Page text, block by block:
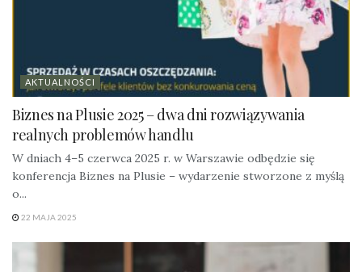
AKTUALNOŚCI
Biznes na Plusie 2025 – dwa dni rozwiązywania
realnych problemów handlu
W dniach 4–5 czerwca 2025 r. w Warszawie odbędzie się
konferencja Biznes na Plusie – wydarzenie stworzone z myślą
o...
22 MAJA 2025